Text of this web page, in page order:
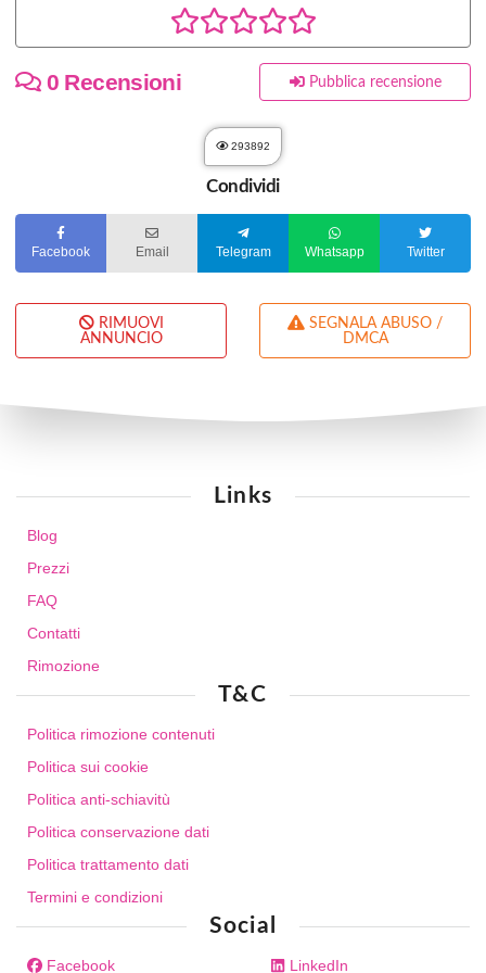
0 Recensioni Pubblica recensione
293892
Condividi
Facebook Email Telegram Whatsapp Twitter
RIMUOVI
ANNUNCIO
DMCA
Links
Blog
Prezzi
FAQ
Contatti
Rimozione
T&C
Politica rimozione contenuti
Politica sui cookie
Politica anti-schiavitù
Politica conservazione dati
Politica trattamento dati
Termini e condizioni
Social
Facebook LinkedIn